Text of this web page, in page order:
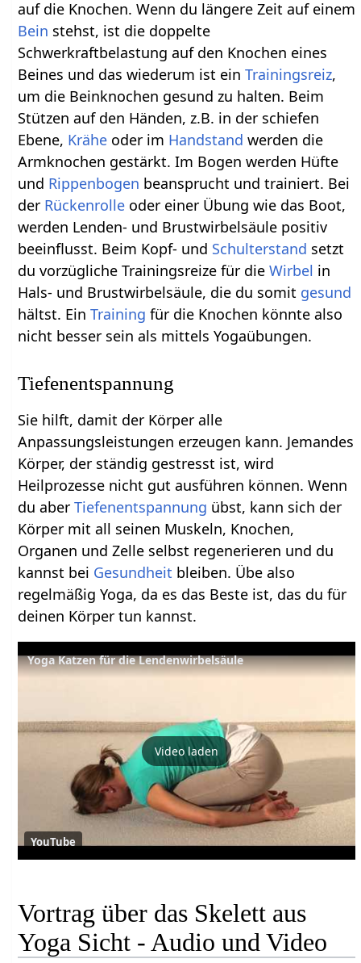
auf die Knochen. Wenn du längere Zeit auf einem
Bein stehst, ist die doppelte
Schwerkraftbelastung auf den Knochen eines
Beines und das wiederum ist einTrainingsreiz,
um die Beinknochen gesund zu halten. Beim
Stützen auf den Händen, z.B. in der schiefen
Ebene, Krähe oder im Handstand werden die
Armknochen gestärkt. Im Bogen werden Hüfte
und Rippenbogen beansprucht und trainiert. Bei
der Rückenrolle oder einer Übung wie das Boot,
werden Lenden- und Brustwirbelsäule positiv
beeinflusst. Beim Kopf- und Schulterstand setzt
du vorzügliche Trainingsreize für dieWirbel in
Hals- und Brustwirbelsäule, die du somit gesund
hältst. EinTraining für die Knochen könnte also
nicht besser sein als mittels Yogaübungen.
Tiefenentspannung
Sie hilft, damit der Körper alle
Anpassungsleistungen erzeugen kann. Jemandes
Körper, der ständig gestresst ist, wird
Heilprozesse nicht gut ausführen können. Wenn
du aberTiefenentspannung übst, kann sich der
Körper mit all seinen Muskeln, Knochen,
Organen und Zelle selbst regenerieren und du
kannst bei Gesundheit bleiben. Übe also
regelmäßig Yoga, da es das Beste ist, das du für
deinen Körper tun kannst.
Yoga Katzen für die Lendenwirbelsäule
Video laden
YouTube
Vortrag über das Skelett aus
Yoga Sicht - Audio und Video